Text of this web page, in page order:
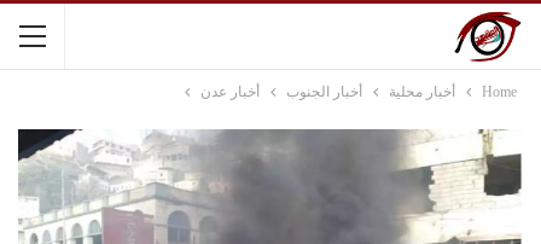
Home أخبار محلية أخبار الجنوب أخبار عدن